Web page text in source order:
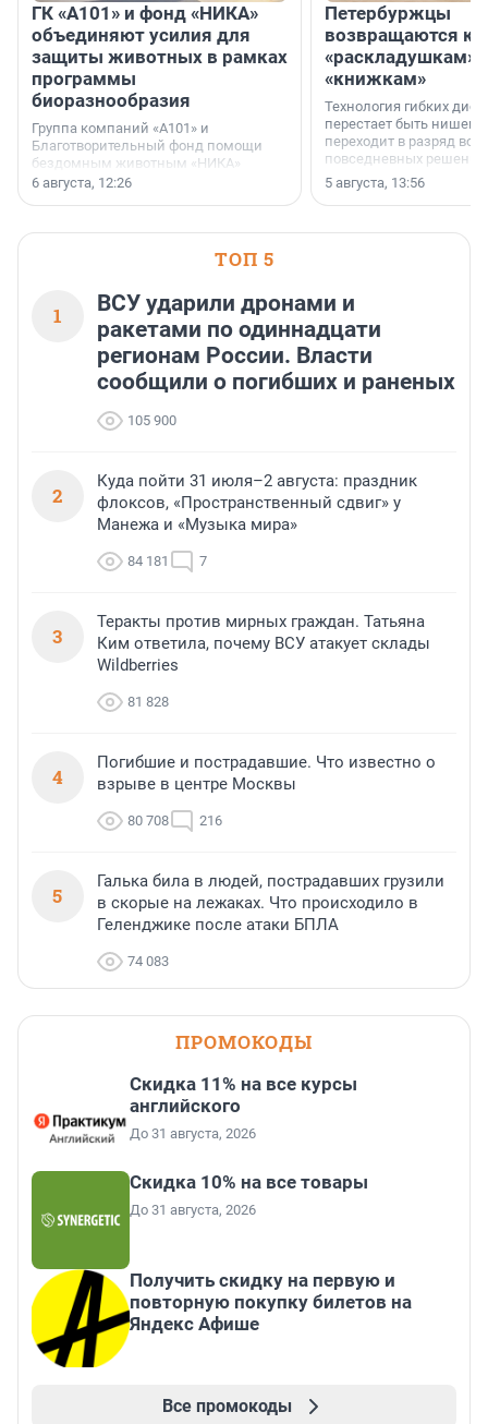
ГК «А101» и фонд «НИКА»
объединяют усилия для
защиты животных в рамках
программы
биоразнообразия
Группа компаний «А101» и
Благотворительный фонд помощи
бездомным животным «НИКА»
заключили соглашение о
6 августа, 12:26
Петербуржцы
возвращаются к
«раскладушкам»
«книжкам»
Технология гибких
перестает быть
переходит в разряд
повседневных
5 августа, 13:56
ТОП 5
1
ВСУ ударили дронами и
ракетами по одиннадцати
регионам России. Власти
сообщили о погибших и раненых
105 900
2
Куда пойти 31 июля–2 августа: праздник
флоксов, «Пространственный сдвиг» у
Манежа и «Музыка мира»
84 181 7
3
Теракты против мирных граждан. Татьяна
Ким ответила, почему ВСУ атакует склады
Wildberries
81 828
4
Погибшие и пострадавшие. Что известно о
взрыве в центре Москвы
80 708 216
5
Галька била в людей, пострадавших грузили
в скорые на лежаках. Что происходило в
Геленджике после атаки БПЛА
74 083
ПРОМОКОДЫ
Скидка 11% на все курсы
английского
До 31 августа, 2026
Скидка 10% на все товары
До 31 августа, 2026
Получить скидку на первую и
повторную покупку билетов на
Яндекс Афише
Все промокоды